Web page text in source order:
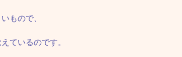
もので、
ているのです。